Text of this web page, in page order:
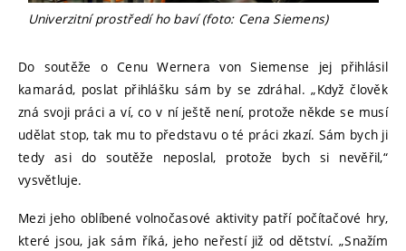
Univerzitní prostředí ho baví (foto: Cena Siemens)
Do soutěže o Cenu Wernera von Siemense jej přihlásil
kamarád, poslat přihlášku sám by se zdráhal. „Když člověk
zná svoji práci a ví, co v ní ještě není, protože někde se musí
udělat stop, tak mu to představu o té práci zkazí. Sám bych ji
tedy asi do soutěže neposlal, protože bych si nevěřil,“
vysvětluje.
Mezi jeho oblíbené volnočasové aktivity patří počítačové hry,
které jsou, jak sám říká, jeho neřestí již od dětství. „Snažím